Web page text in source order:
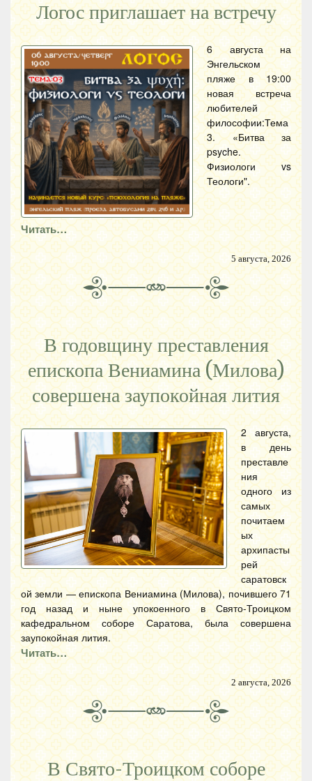
Логос приглашает на встречу
6 августа на
Энгельском
пляже в 19:00
новая встреча
любителей
философии:Тема
3. «Битва за
psyche.
Физиологи vs
Теологи".
Читать…
5 августа, 2026
В годовщину преставления
епископа Вениамина (Милова)
совершена заупокойная лития
2 августа,
в день
преставле
ния
одного из
самых
почитаем
ых
архипасты
рей
саратовск
ой земли — епископа Вениамина (Милова), почившего 71
год назад и ныне упокоенного в Свято-Троицком
кафедральном соборе Саратова, была совершена
заупокойная лития.
Читать…
2 августа, 2026
В Свято-Троицком соборе